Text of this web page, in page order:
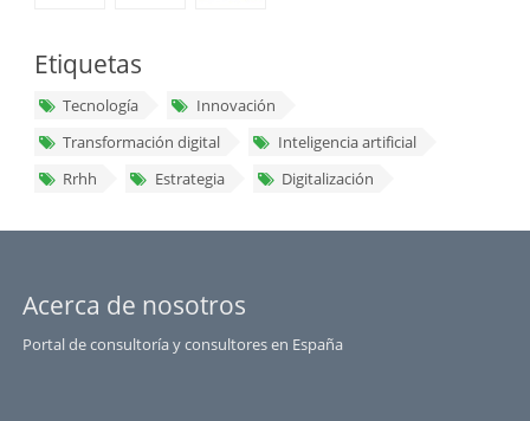
Etiquetas
Tecnología
Innovación
Transformación digital
Inteligencia artificial
Rrhh
Estrategia Digitalización
Acerca de nosotros
Portal de consultoría y consultores en España